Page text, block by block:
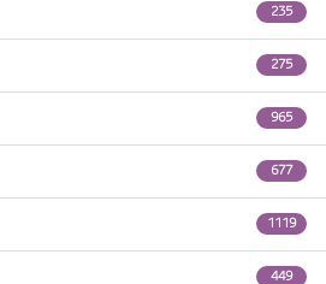
235
275
965
677
1119
449